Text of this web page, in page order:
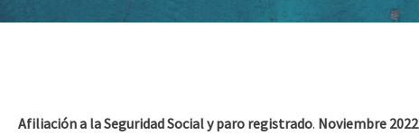
Afiliación a la Seguridad Social y paro registrado. Noviembre 2022